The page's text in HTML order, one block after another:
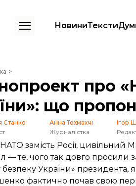
НовиниТексти
«Національну безпеку України»: що
про
що
Станко
Анна Тохмахчі
Журналістка
Ігор
замість Росії, цивільний
— те, чого так довго просили
безпеку України» президента,
фактично почав свою